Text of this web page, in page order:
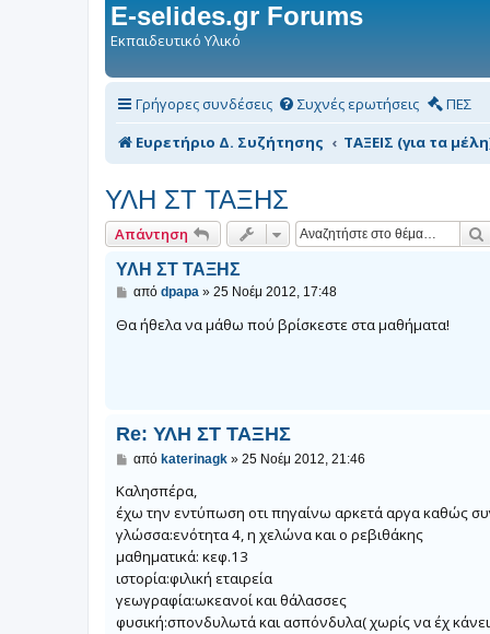
E-selides.gr Forums
Εκπαιδευτικό Υλικό
Γρήγορες συνδέσεις Συχνές ερωτήσεις ΠΕΣ
Ευρετήριο Δ. Συζήτησης
ΤΑΞΕΙΣ (για τα
ΥΛΗ ΣΤ ΤΑΞΗΣ
Απάντηση
ΥΛΗ ΣΤ ΤΑΞΗΣ
Δ
μ
η
από dpapa» 25 Νοέμ 2012, 17:48
Θα ήθελα να μάθω πού βρίσκεστε στα μαθήματα!
Re: ΥΛΗ ΣΤ ΤΑΞΗΣ
Δ
μ
σ
ί
υ
σ
η
από katerinagk» 25 Νοέμ 2012, 21:46
Καλησπέρα,
έχω την εντύπωση οτι πηγαίνω αρκετά αργα καθώς
γλώσσα:ενότητα 4, η χελώνα και ο ρεβιθάκης
μαθηματικά: κεφ.13
ιστορία:φιλική εταιρεία
γεωγραφία:ωκεανοί και θάλασσες
φυσική:σπονδυλωτά και ασπόνδυλα( χωρίς να έχ